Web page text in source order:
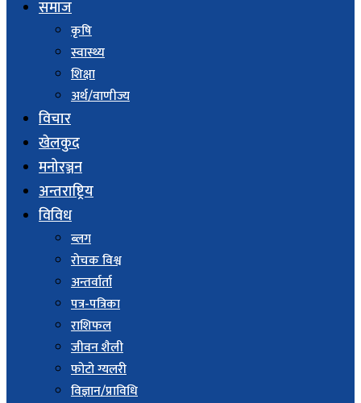
समाज
कृषि
स्वास्थ्य
शिक्षा
अर्थ/वाणीज्य
विचार
खेलकुद
मनोरञ्जन
अन्तराष्ट्रिय
विविध
ब्लग
रोचक विश्व
अन्तर्वार्ता
पत्र-पत्रिका
राशिफल
जीवन शैली
फोटो ग्यलरी
विज्ञान/प्राविधि